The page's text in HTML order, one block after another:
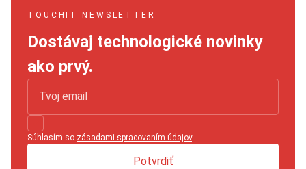
TOUCHIT NEWSLETTER
Dostávaj technologické novinky
ako prvý.
Súhlasím so zásadami spracovaním údajov.
Potvrdiť